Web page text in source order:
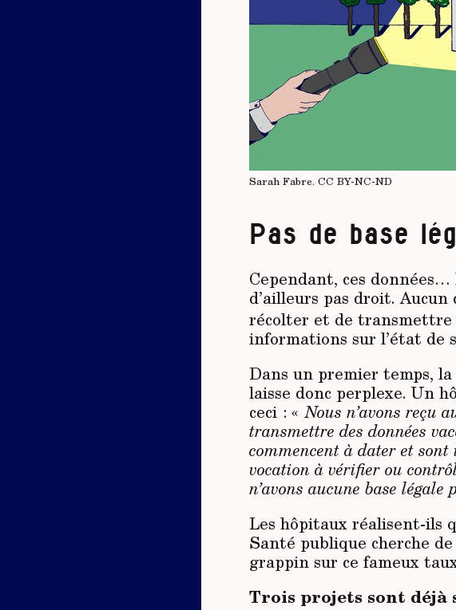
Sarah Fabre. CC BY-NC-ND
Pas de base
Cependant, ces données…
d’ailleurs pas droit. Aucun
récolter et de transmettre
informations sur l’état de
Dans un premier temps,
laisse donc perplexe. Un
ceci : «Nous n’avons reçu
transmettre des données
commencent à dater et sont
vocation à vérifier ou
n’avons aucune base légale
Les hôpitaux réalisent-ils
Santé publique cherche
grappin sur ce fameux
Trois projets sont déjà